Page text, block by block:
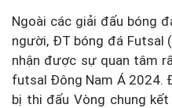
Ngoài các giải đấu bóng
người, ĐT bóng đá Futsal
nhận được sự quan tâm
futsal Đông Nam Á 2024.
bị thi đấu Vòng chung